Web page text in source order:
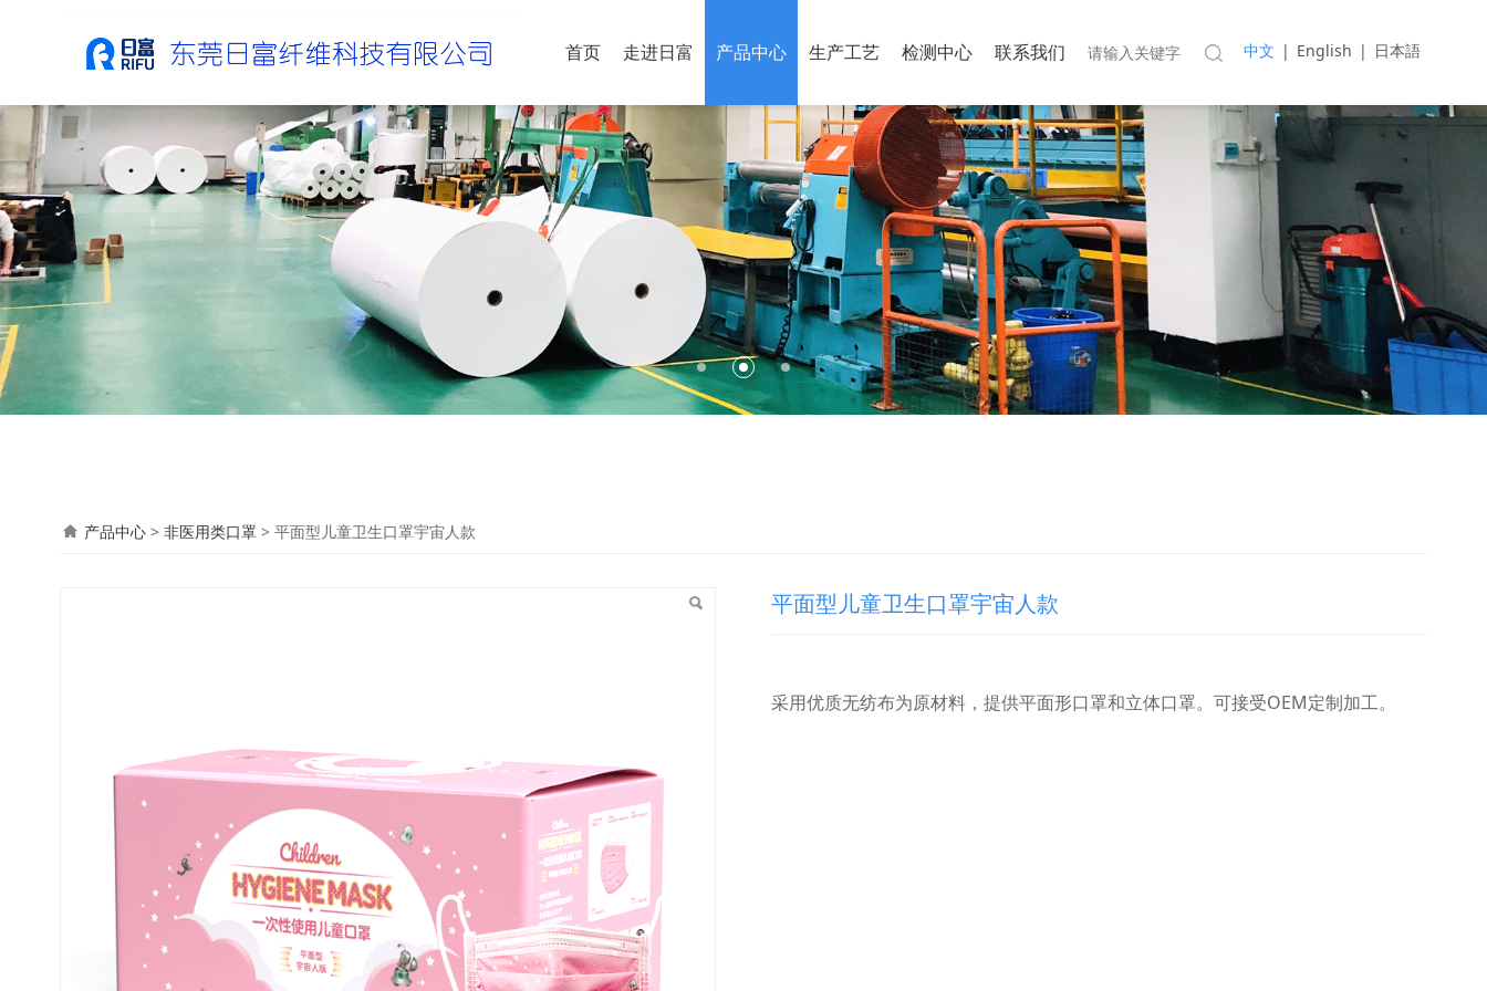
中文 | English | 日本語
首页 走进日富 产品中心 生产工艺 检测中心 联系我们
平面型儿童卫生口罩宇宙人款
产品中心> 非医用类口罩 > 平面型儿童卫生口罩宇宙人款
平面型儿童卫生口罩宇宙人款
采用优质无纺布为原材料，提供平面形口罩和立体口罩。可接受OEM定制加工。